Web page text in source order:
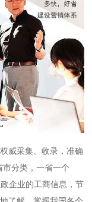
权威采集、收录，准确
分类，一省一个
企业的工商信息，节